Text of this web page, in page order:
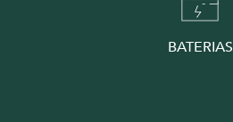
BATERIAS